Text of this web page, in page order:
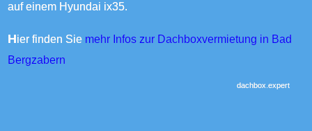
auf einem Hyundai ix35.
Hier finden Sie mehr Infos zur Dachboxvermietung in Bad
Bergzabern
dachbox.expert